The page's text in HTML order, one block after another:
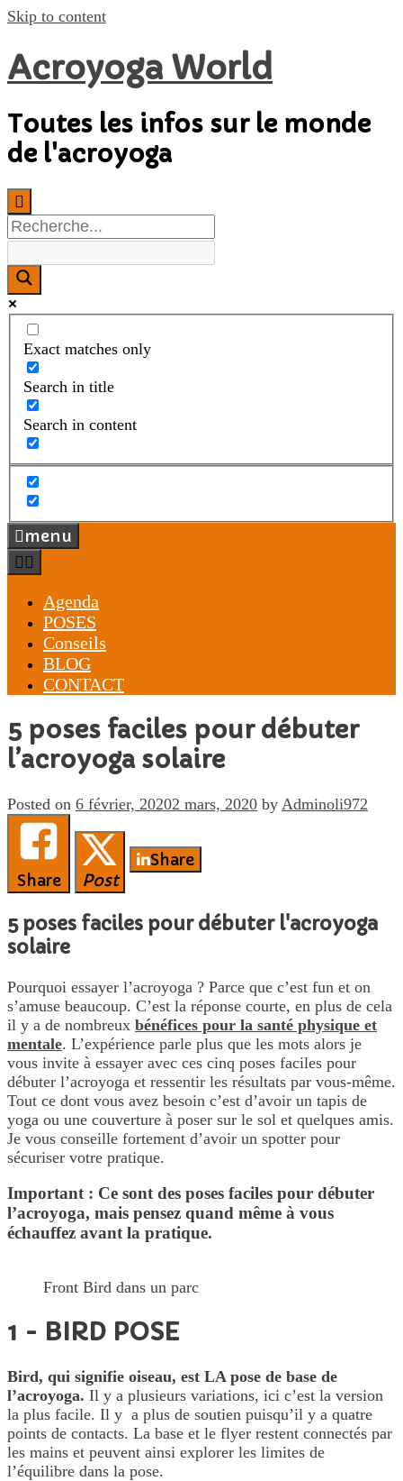
Skip to content
Acroyoga World
Toutes les infos sur le monde
de l'acroyoga
Exact matches only
Search in title
Search in content
menu
Agenda
POSES
Conseils
BLOG
CONTACT
5 poses faciles pour débuter
l’acroyoga solaire
Posted on 6 février, 20202 mars, 2020 by Adminoli972
Share Post
Share
5 poses faciles pour débuter l'acroyoga
solaire
Pourquoi essayer l’acroyoga ? Parce que c’est fun et on
s’amuse beaucoup. C’est la réponse courte, en plus de cela
il y a de nombreux bénéfices pour la santé physique et
mentale. L’expérience parle plus que les mots alors je
vous invite à essayer avec ces cinq poses faciles pour
débuter l’acroyoga et ressentir les résultats par vous-même.
Tout ce dont vous avez besoin c’est d’avoir un tapis de
yoga ou une couverture à poser sur le sol et quelques amis.
Je vous conseille fortement d’avoir un spotter pour
sécuriser votre pratique.
Important : Ce sont des poses faciles pour débuter
l’acroyoga, mais pensez quand même à vous
échauffez avant la pratique.
Front Bird dans un parc
1 - BIRD POSE
Bird, qui signifie oiseau, est LA pose de base de
l’acroyoga. Il y a plusieurs variations, ici c’est la version
la plus facile. Il y a plus de soutien puisqu’il y a quatre
points de contacts. La base et le flyer restent connectés par
les mains et peuvent ainsi explorer les limites de
l’équilibre dans la pose.